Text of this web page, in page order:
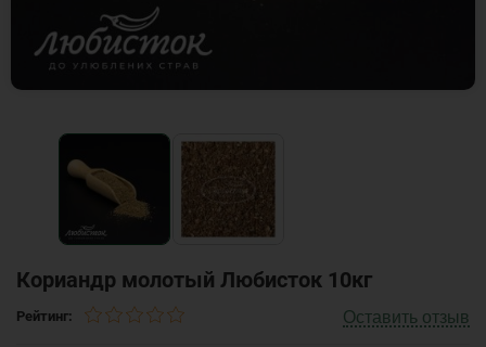
Кориандр молотый Любисток 10кг
Рейтинг: Оставить отзыв